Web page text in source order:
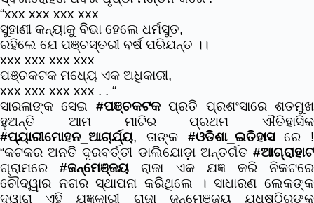
“xxx xxx xxx xxx
ସୁହାଣୀ କନ୍ୟାକୁ ବିଭା ହେଲେ ଧର୍ମସୁତ,
ରହିଲେ ଯେ ପଞ୍ଚସ୍ତରୀ ବର୍ଷ ପରିଯନ୍ତ ।।
xxx xxx xxx xxx
ପଞ୍ଚକଟକ ମଧ୍ୟେ ଏକ ଅଧିକାରୀ,
xxx xxx xxx xxx . . “
ସାରଳାଙ୍କ ସେଇ #ପଞ୍ଚକଟକପ୍ରତି ପ୍ରଶଂସାରେ ଶତମୁଖ
ହୁଅନ୍ତି ଆମ ମାଟିର ପ୍ରଥମ ଐତିହାସିକ
#ପ୍ୟାରୀମୋହନ_ଆଚାର୍ଯ୍ୟ, ତାଙ୍କ #ଓଡିଶା_ଇତିହାସରେ !
“କଟକର ଅନତି ଦୂରବର୍ତ୍ତୀ ଡାଲିଯୋଡ଼ା ଅନ୍ତର୍ଗତ #ଆଗ୍ରାହାଟ
ଗ୍ରାମରେ#ଜନ୍ମେଞ୍ଜୟ ରାଜା ଏକ ଯଜ୍ଞ କରି ନିକଟରେ
ଚୌଦ୍ୱାର ନଗର ସ୍ଥାପନା କରିଥିଲେ । ସାଧାରଣ ଲେକଙ୍କ
ଦ୍ୱାରା ଏହି ଯଜ୍ଞକାରୀ ରାଜା ଜନ୍ମେଞ୍ଜୟ ଯୁଧିଷ୍ଠିରଙ୍କ